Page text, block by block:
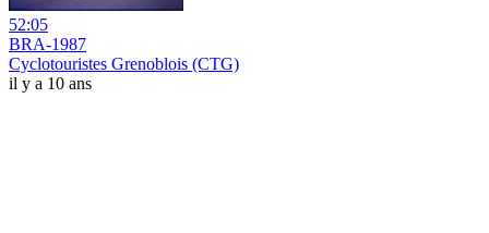
52:05
BRA-1987
Cyclotouristes Grenoblois (CTG)
il y a 10 ans